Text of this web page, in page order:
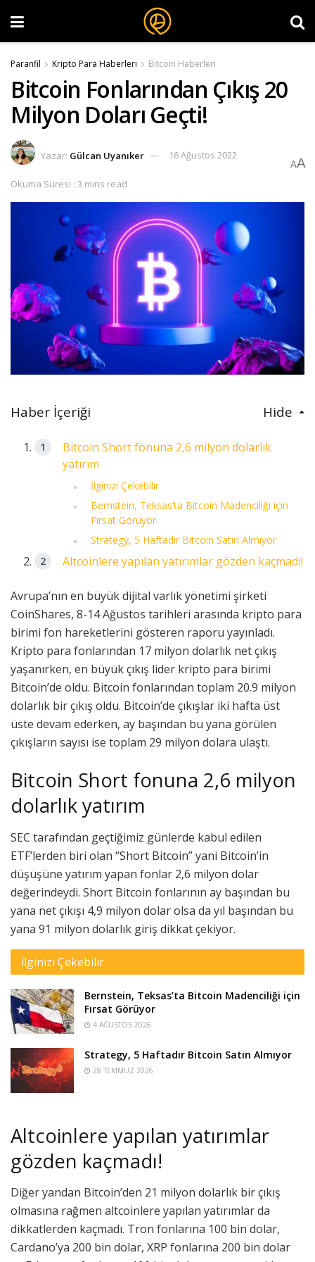
Paranfil Kripto Para Haberleri Bitcoin Haberleri
Bitcoin Fonlarından Çıkış 20
Milyon Doları Geçti!
Yazar: Gülcan Uyanıker 16 Ağustos 2022
Okuma Süresi : 3 mins read
AA
Haber İçeriği Hide
Bitcoin Short fonuna 2,6 milyon dolarlık
yatırım
İlginizi Çekebilir
Bernstein, Teksas’ta Bitcoin Madenciliği için
Fırsat Görüyor
Strategy, 5 Haftadır Bitcoin Satın Almıyor
Altcoinlere yapılan yatırımlar gözden kaçmadı!
Avrupa’nın en büyük dijital varlık yönetimi şirketi
CoinShares, 8-14 Ağustos tarihleri ​​arasında kripto para
birimi fon hareketlerini gösteren raporu yayınladı.
Kripto para fonlarından 17 milyon dolarlık net çıkış
yaşanırken, en büyük çıkış lider kripto para birimi
Bitcoin’de oldu. Bitcoin fonlarından toplam 20.9 milyon
dolarlık bir çıkış oldu. Bitcoin’de çıkışlar iki hafta üst
üste devam ederken, ay başından bu yana görülen
çıkışların sayısı ise toplam 29 milyon dolara ulaştı.
Bitcoin Short fonuna 2,6 milyon
dolarlık yatırım
SEC tarafından geçtiğimiz günlerde kabul edilen
ETF’lerden biri olan “Short Bitcoin” yani Bitcoin’in
düşüşüne yatırım yapan fonlar 2,6 milyon dolar
değerindeydi. Short Bitcoin fonlarının ay başından bu
yana net çıkışı 4,9 milyon dolar olsa da yıl başından bu
yana 91 milyon dolarlık giriş dikkat çekiyor.
İlginizi Çekebilir
Bernstein, Teksas’ta Bitcoin Madenciliği için
Fırsat Görüyor
4 AĞUSTOS 2026
Strategy, 5 Haftadır Bitcoin Satın Almıyor
28 TEMMUZ 2026
Altcoinlere yapılan yatırımlar
gözden kaçmadı!
Diğer yandan Bitcoin’den 21 milyon dolarlık bir çıkış
olmasına rağmen altcoinlere yapılan yatırımlar da
dikkatlerden kaçmadı. Tron fonlarına 100 bin dolar,
Cardano’ya 200 bin dolar, XRP fonlarına 200 bin dolar